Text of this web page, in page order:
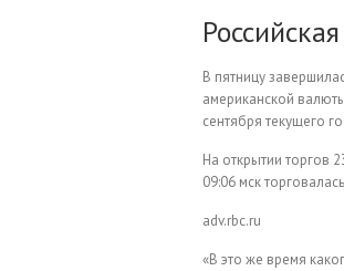
В пятницу
американской
сентября текущего
На открытии торгов
09:06 мск
adv.rbc.ru
«В это же время